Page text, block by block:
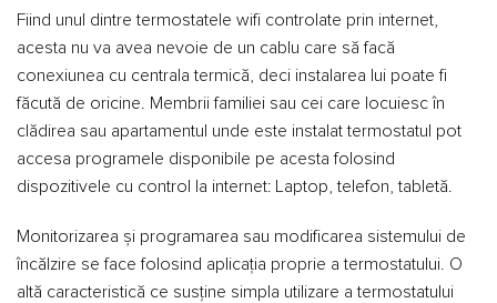
Fiind unul dintre termostatele wifi controlate prin internet,
acesta nu va avea nevoie de un cablu care să facă
conexiunea cu centrala termică, deci instalarea lui poate fi
făcută de oricine. Membrii familiei sau cei care locuiesc în
clădirea sau apartamentul unde este instalat termostatul pot
accesa programele disponibile pe acesta folosind
dispozitivele cu control la internet: Laptop, telefon, tabletă.
Monitorizarea și programarea sau modificarea sistemului de
încălzire se face folosind aplicația proprie a termostatului. O
altă caracteristică ce susține simpla utilizare a termostatului